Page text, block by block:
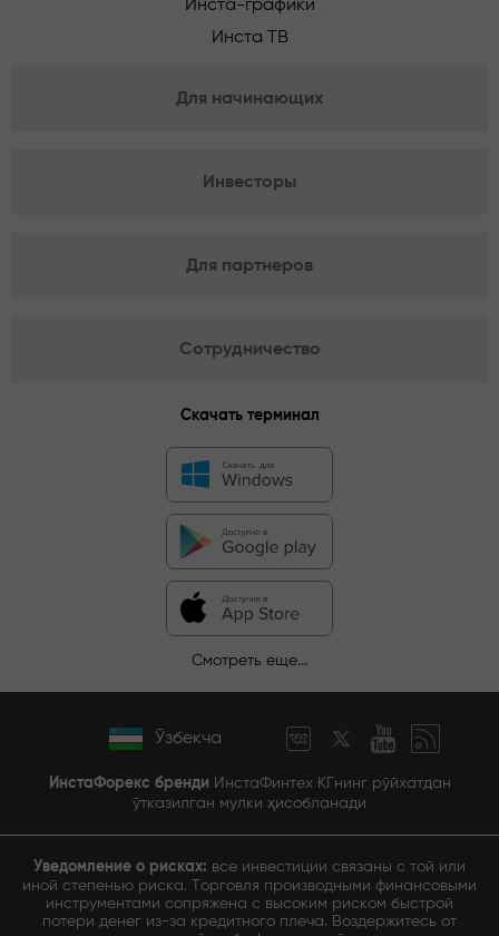
Инста-графики
Инста ТВ
Для начинающих
Инвесторы
Для партнеров
Сотрудничество
Скачать терминал
Смотреть еще...
Ўзбекча
ИнстаФорекс бренди ИнстаФинтех КГнинг рўйхатдан
ўтказилган мулки ҳисобланади
Уведомление о рисках: все инвестиции связаны с той или
иной степенью риска. Торговля производными финансовыми
инструментами сопряжена с высоким риском быстрой
потери денег из-за кредитного плеча. Воздержитесь от